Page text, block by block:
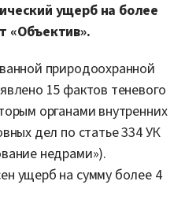
ущерб на более
«Объектив».
природоохранной
15 фактов теневого
органами внутренних
дел по статье 334 УК
недрами»).
ущерб на сумму более 4